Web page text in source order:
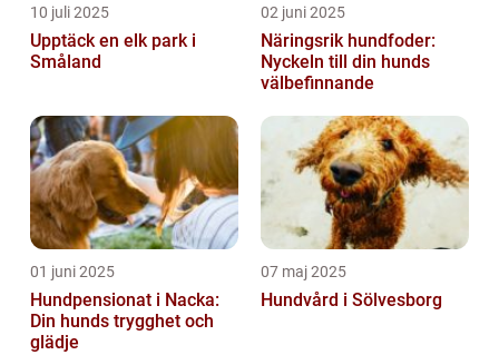
10 juli 2025
Upptäck en elk park i
Småland
02 juni 2025
Näringsrik hundfoder:
Nyckeln till din hunds
välbefinnande
01 juni 2025
Hundpensionat i Nacka:
Din hunds trygghet och
glädje
07 maj 2025
Hundvård i Sölvesborg